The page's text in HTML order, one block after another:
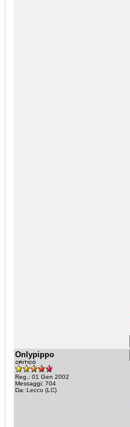
Onlypippo
Reg.: 01 Gen 2002
Messaggi: 704
Da: Lecco (LC)